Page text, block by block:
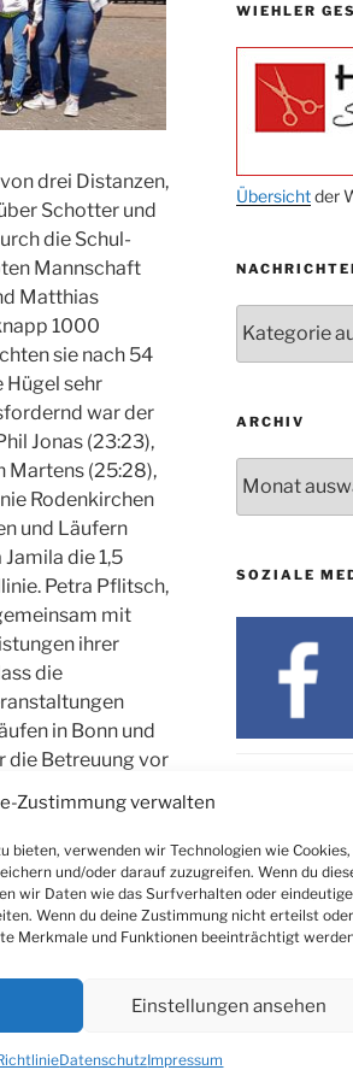
Zustimmung verwalten
bieten, verwenden wir Technologien wie Cookies,
und/oder darauf zuzugreifen. Wenn du
wir Daten wie das Surfverhalten oder eindeutige
Wenn du deine Zustimmung nicht erteilst oder
Merkmale und Funktionen beeinträchtigt
Einstellungen ansehen
DatenschutzImpressum
drei Distanzen,
Schotter und
die Schul-
Mannschaft
Matthias
1000
sie nach 54
Hügel sehr
war der
Jonas (23:23),
Martens (25:28),
Rodenkirchen
und Läufern
die 1,5
Petra Pflitsch,
mit
ihrer
die
in Bonn und
die Betreuung vor
erbrachten
im
Tage
14.11.
15.11.
15.11.
27.11.
29.11.
06.12.
24.09. bis
10.12.
WIEHLER
Übersichtder
ARCHIV
SOZIALE